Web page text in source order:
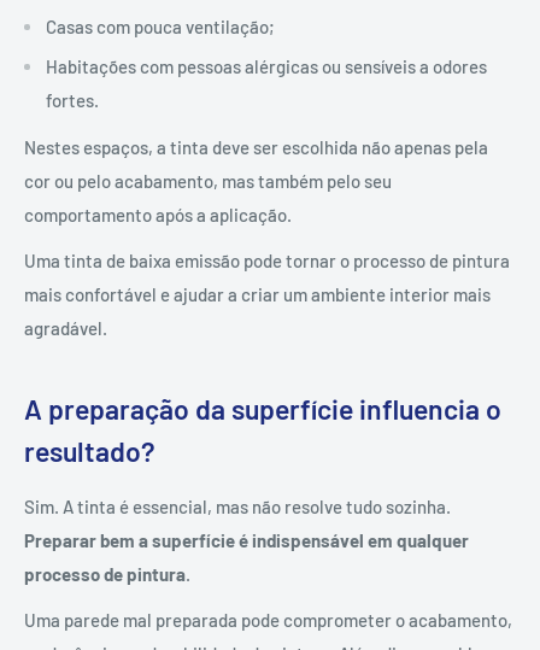
Casas com pouca ventilação;
Habitações com pessoas alérgicas ou sensíveis a odores
fortes.
Nestes espaços, a tinta deve ser escolhida não apenas pela
cor ou pelo acabamento, mas também pelo seu
comportamento após a aplicação.
Uma tinta de baixa emissão pode tornar o processo de pintura
mais confortável e ajudar a criar um ambiente interior mais
agradável.
A preparação da superfície influencia o
resultado?
Sim. A tinta é essencial, mas não resolve tudo sozinha.
Preparar bem a superfície é indispensável em qualquer
processo de pintura.
Uma parede mal preparada pode comprometer o acabamento,